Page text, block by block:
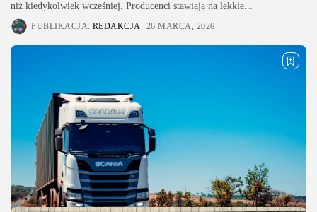
niż kiedykolwiek wcześniej. Producenci stawiają na lekkie...
PUBLIKACJA: REDAKCJA 26 MARCA, 2026